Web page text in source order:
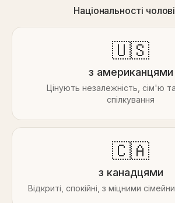
Національності
🇺🇸
з американцями
Цінують незалежність, сім'ю
спілкування
🇨🇦
з канадцями
Відкриті, спокійні, з міцними